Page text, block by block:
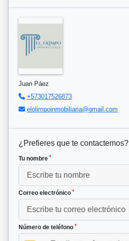
Juan Páez
+573017526873
elolimpoinmobiliaria@gmail.com
¿Prefieres que te contactemos?
Tu nombre *
Correo electrónico *
Número de teléfono *